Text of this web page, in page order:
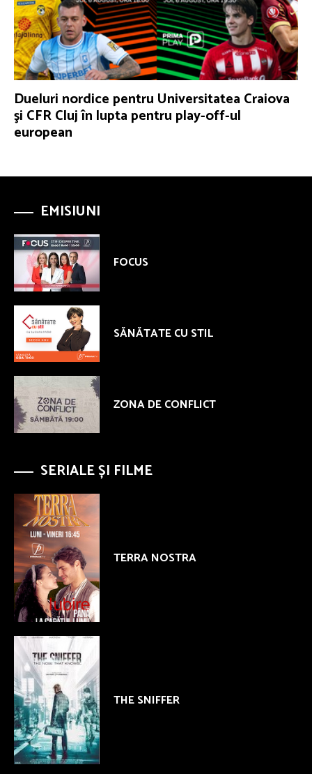
Dueluri nordice pentru Universitatea Craiova
şi CFR Cluj în lupta pentru play-off-ul
european
EMISIUNI
FOCUS
SĂNĂTATE CU STIL
ZONA DE CONFLICT
SERIALE ȘI FILME
TERRA NOSTRA
THE SNIFFER